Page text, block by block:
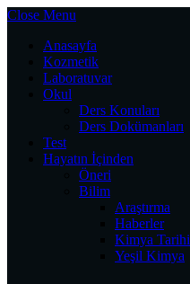
Close Menu
Anasayfa
Kozmetik
Laboratuvar
Okul
Ders Konuları
Ders Dokümanları
Test
Hayatın İçinden
Öneri
Bilim
Araştırma
Haberler
Kimya Tarihi
Yeşil Kimya